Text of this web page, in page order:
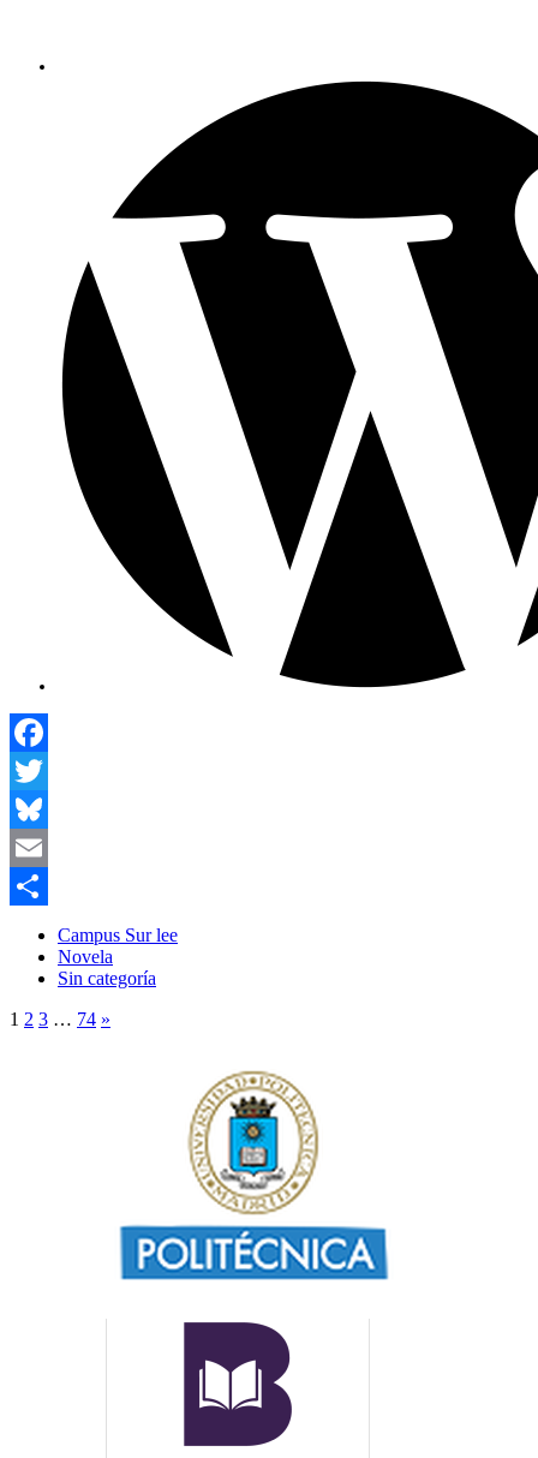
Facebook
Twitter
Bluesky
Email
Compartir
Campus Sur lee
Novela
Sin categoría
1 2 3 … 74 »